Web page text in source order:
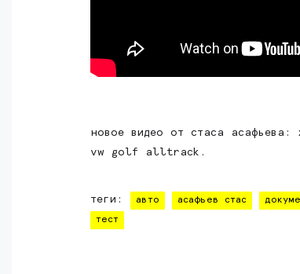
новое видео от стаса
vw golf alltrack.
теги: авто асафьев стас
тест